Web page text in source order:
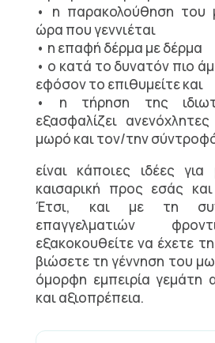
• η παρακολούθηση του
ώρα που γεννιέται
• η επαφή δέρμα με δέρμα
• ο κατά το δυνατόν πιο
εφόσον το επιθυμείτε και
• η τήρηση της
εξασφαλίζει
μωρό και τον/την
είναι κάποιες ιδέες για
καισαρική προς εσάς
Έτσι, και με τη
επαγγελματιών
εξακοκουθείτε να έχετε
βιώσετε τη γέννηση του
όμορφη εμπειρία γεμάτη
και αξιοπρέπεια.